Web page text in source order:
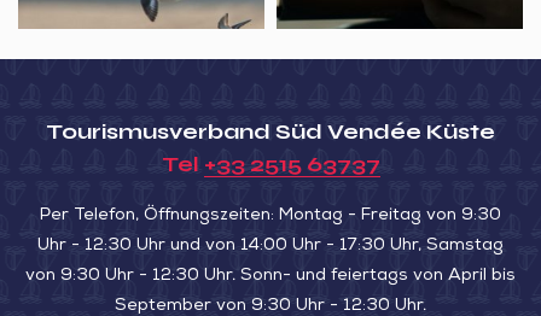
de
Belle
le
aux
voyages
Tourismusverband Süd Vendée Küste
Tel +33 2515 63737
Per Telefon, Öffnungszeiten: Montag - Freitag von 9:30
Uhr - 12:30 Uhr und von 14:00 Uhr - 17:30 Uhr, Samstag
von 9:30 Uhr - 12:30 Uhr. Sonn- und feiertags von April bis
September von 9:30 Uhr - 12:30 Uhr.